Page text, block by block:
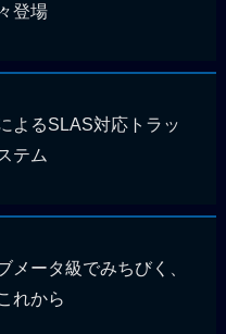
登場
よるSLAS対応トラッ
テム
メータ級でみちびく、
れから